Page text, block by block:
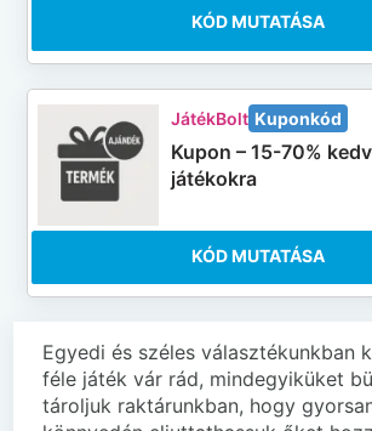
KÓD MUTATÁSA
JátékBolt Kuponkód
Kupon – 15-70%
játékokra
KÓD MUTATÁSA
Egyedi és széles választékunkban
féle játék vár rád, mindegyiküket
tároljuk raktárunkban, hogy